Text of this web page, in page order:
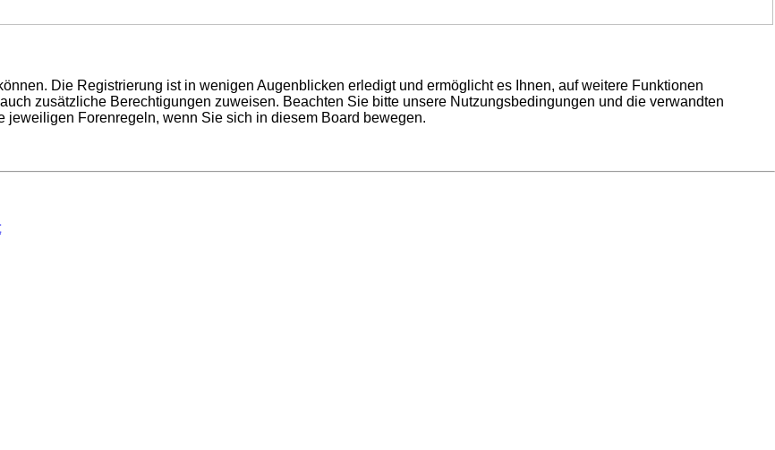
Die Registrierung ist in wenigen Augenblicken erledigt und ermöglicht es Ihnen, auf weitere Funktionen
zusätzliche Berechtigungen zuweisen. Beachten Sie bitte unsere Nutzungsbedingungen und die verwandten
Forenregeln, wenn Sie sich in diesem Board bewegen.